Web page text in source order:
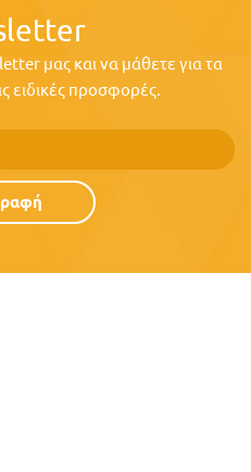
μας και να μάθετε για τα
ειδικές προσφορές.